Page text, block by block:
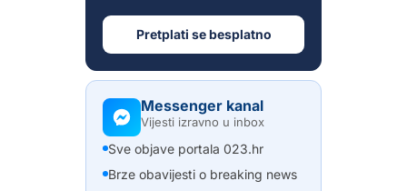
Pretplati se besplatno
Messenger kanal
Vijesti izravno u inbox
Sve objave portala 023.hr
Brze obavijesti o breaking news